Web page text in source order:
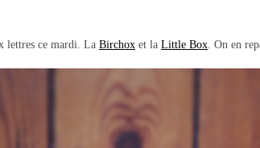
lettres ce mardi. La Birchox et la Little Box. On en